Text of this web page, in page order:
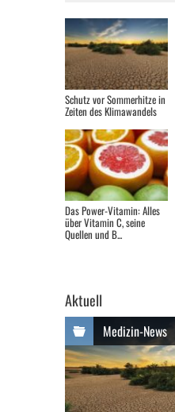
Schutz vor Sommerhitze in
Zeiten des Klimawandels
Das Power-Vitamin: Alles
über Vitamin C, seine
Quellen und B...
Aktuell
Medizin-News